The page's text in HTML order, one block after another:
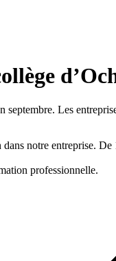
Les
notre entreprise.
professionnelle.